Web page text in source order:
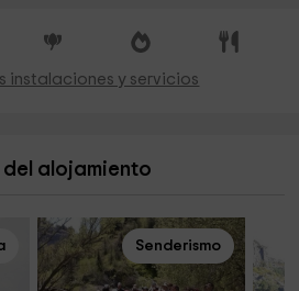
instalaciones y servicios
alojamiento
Senderismo